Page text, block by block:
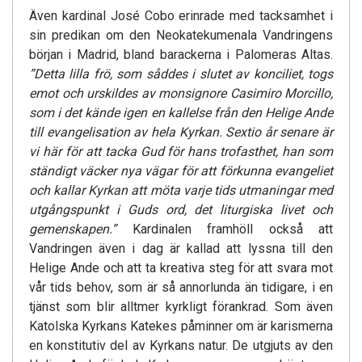
Även kardinal José Cobo erinrade med tacksamhet i
sin predikan om den Neokatekumenala Vandringens
början i Madrid, bland barackerna i Palomeras Altas.
”Detta lilla frö, som såddes i slutet av konciliet, togs
emot och urskildes av monsignore Casimiro Morcillo,
som i det kände igen en kallelse från den Helige Ande
till evangelisation av hela Kyrkan. Sextio år senare är
vi här för att tacka Gud för hans trofasthet, han som
ständigt väcker nya vägar för att förkunna evangeliet
och kallar Kyrkan att möta varje tids utmaningar med
utgångspunkt i Guds ord, det liturgiska livet och
gemenskapen.” Kardinalen framhöll också att
Vandringen även i dag är kallad att lyssna till den
Helige Ande och att ta kreativa steg för att svara mot
vår tids behov, som är så annorlunda än tidigare, i en
tjänst som blir alltmer kyrkligt förankrad. Som även
Katolska Kyrkans Katekes påminner om är karismerna
en konstitutiv del av Kyrkans natur. De utgjuts av den